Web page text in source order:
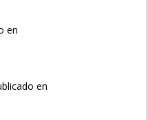
en
en